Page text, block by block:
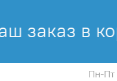
в
Пн-Пт